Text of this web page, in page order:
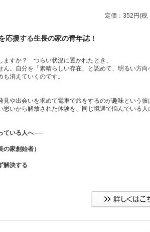
定価：352円(税
応援する生長の家の青年誌！
ますか？ つらい状況に置かれたとき、
。自分を「素晴らしい存在」と認めて、明るい方向
消えていくのです。
や出会いを求めて電車で旅をするのが趣味という彼
いから解放された体験を、同じ境遇で悩んでいる人
ている人へ──
家創始者）
解決する